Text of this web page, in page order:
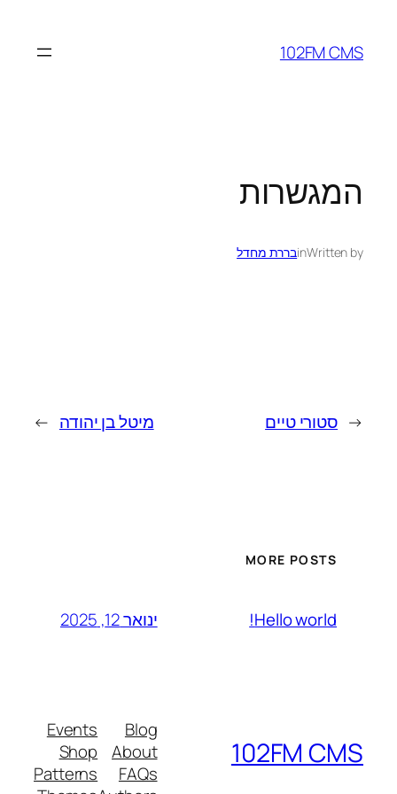
102FM CMS
המגשרות
Written by
inבררת מחדל
← סטורי טיים מיטל בן יהודה →
MORE POSTS
Hello world! ינואר 12, 2025
102FM CMS
Blog
About
FAQs
Events
Shop
Patterns